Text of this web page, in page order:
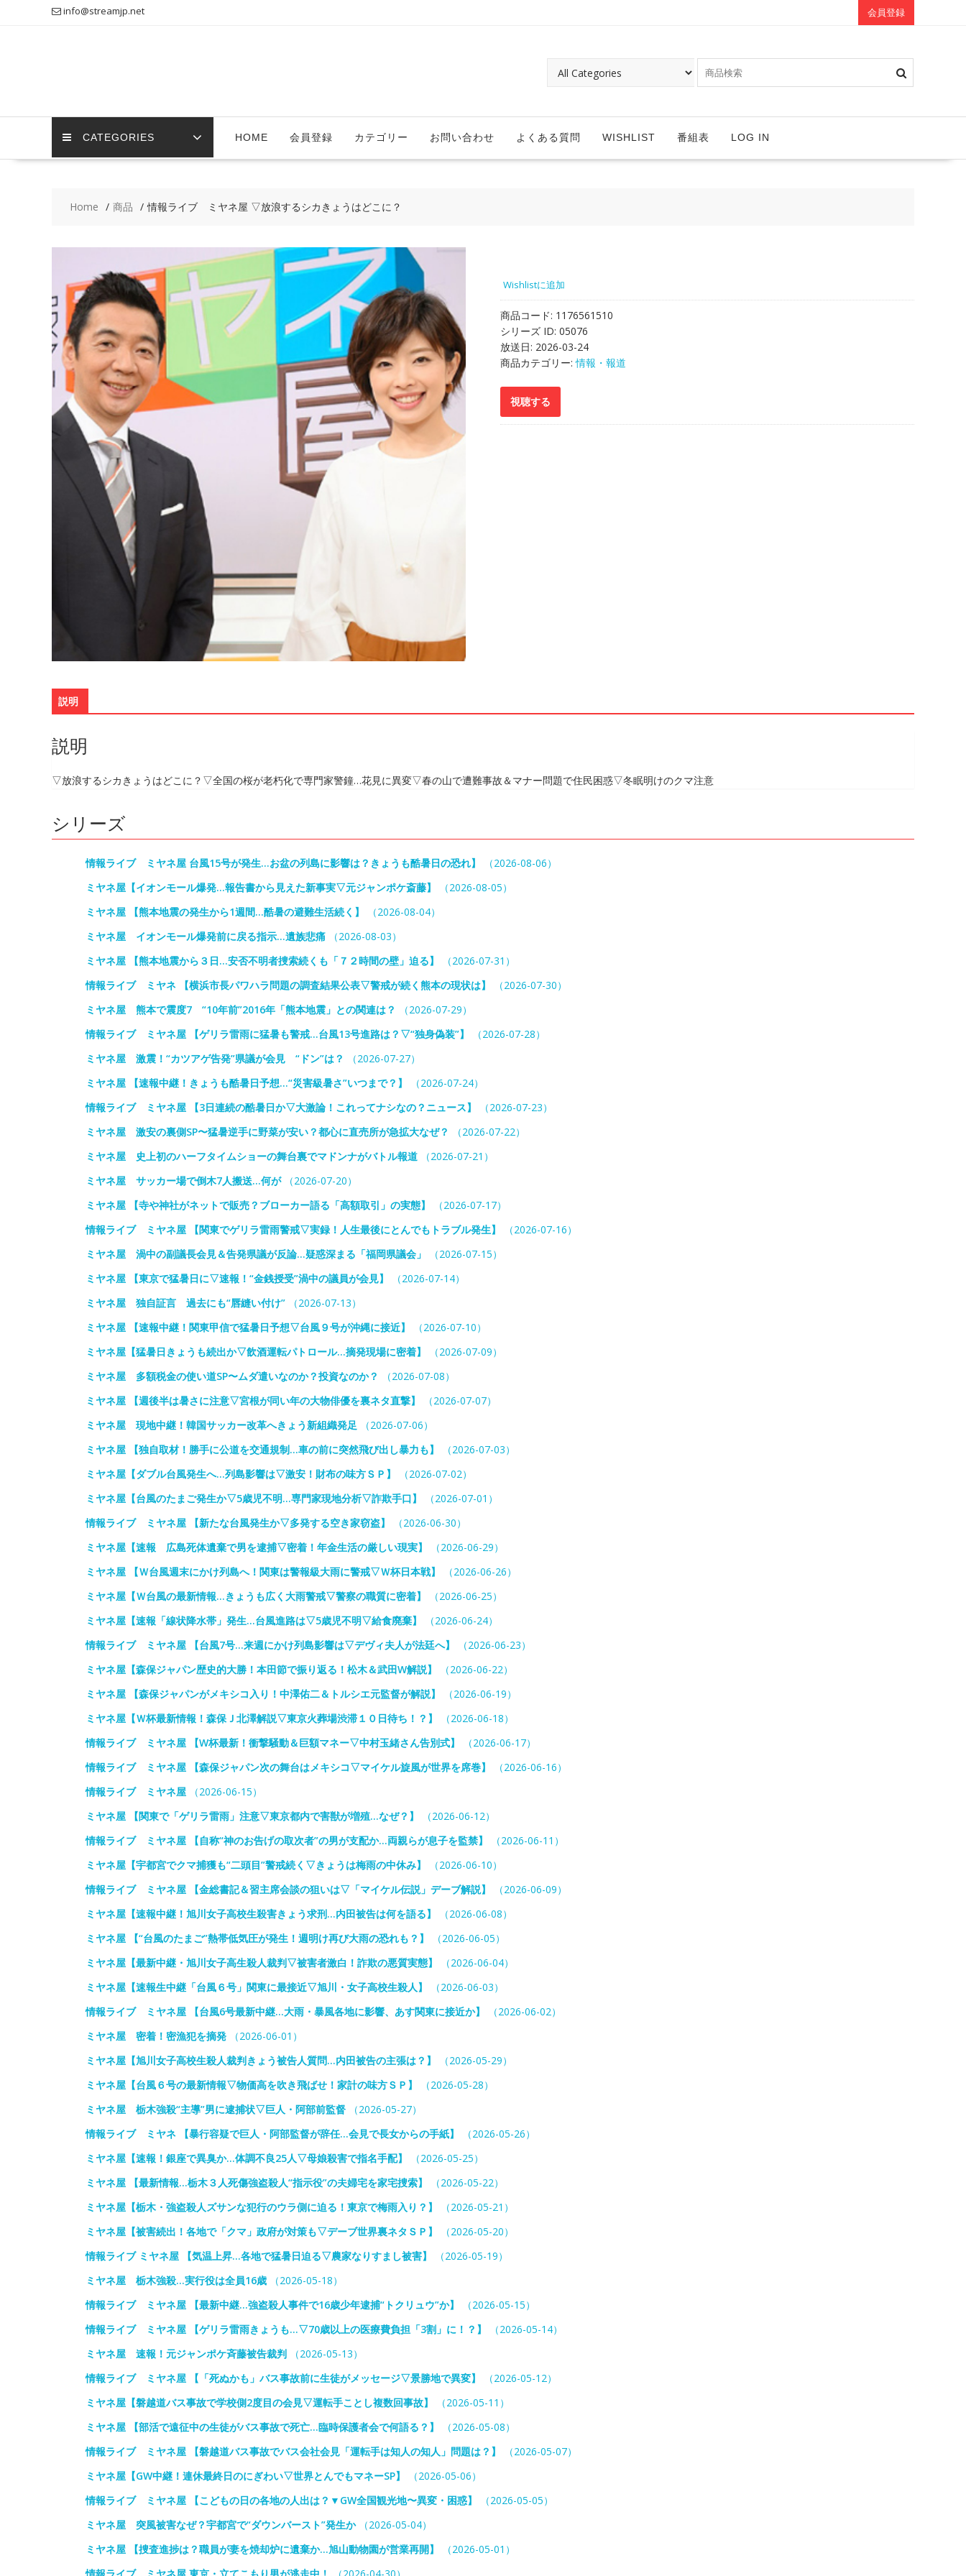
info@streamjp.net 会員登録
CATEGORIES HOME 会員登録 カテゴリー お問い合わせ よくある質問 WISHLIST 番組表 LOG IN
Home 商品 情報ライブ ミヤネ屋 ▽放浪するシカきょうはどこに？
Wishlistに追加
商品コード: 1176561510
シリーズ ID: 05076
放送日: 2026-03-24
商品カテゴリー:情報・報道
説明
説明
▽放浪するシカきょうはどこに？▽全国の桜が老朽化で専門家警鐘…花見に異変▽春の山で遭難事故＆マナー問題で住民困惑▽冬眠明けのクマ注意
シリーズ
情報ライブ ミヤネ屋 台風15号が発生…お盆の列島に影響は？きょうも酷暑日の恐れ】
（2026-08-06）
ミヤネ屋【イオンモール爆発…報告書から見えた新事実▽元ジャンポケ斎藤】
（2026-08-05）
ミヤネ屋 【熊本地震の発生から1週間…酷暑の避難生活続く】
（2026-08-04）
ミヤネ屋 イオンモール爆発前に戻る指示…遺族悲痛 （2026-08-03）
ミヤネ屋 【熊本地震から３日…安否不明者捜索続くも「７２時間の壁」迫る】
（2026-07-31）
情報ライブ ミヤネ 【横浜市長パワハラ問題の調査結果公表▽警戒が続く熊本の現状は】
（2026-07-30）
ミヤネ屋 熊本で震度7 “10年前”2016年「熊本地震」との関連は？
（2026-07-29）
情報ライブ ミヤネ屋 【ゲリラ雷雨に猛暑も警戒…台風13号進路は？▽“独身偽装”】
（2026-07-28）
ミヤネ屋 激震！“カツアゲ告発”県議が会見 “ドン”は？
（2026-07-27）
ミヤネ屋 【速報中継！きょうも酷暑日予想…“災害級暑さ”いつまで？】
（2026-07-24）
情報ライブ ミヤネ屋 【3日連続の酷暑日か▽大激論！これってナシなの？ニュース】
（2026-07-23）
ミヤネ屋 激安の裏側SP〜猛暑逆手に野菜が安い？都心に直売所が急拡大なぜ？
（2026-07-22）
ミヤネ屋 史上初のハーフタイムショーの舞台裏でマドンナがバトル報道 （2026-07-21）
ミヤネ屋 サッカー場で倒木7人搬送…何が（2026-07-20）
ミヤネ屋 【寺や神社がネットで販売？ブローカー語る「高額取引」の実態】
（2026-07-17）
情報ライブ ミヤネ屋 【関東でゲリラ雷雨警戒▽実録！人生最後にとんでもトラブル発生】
（2026-07-16）
ミヤネ屋 渦中の副議長会見＆告発県議が反論…疑惑深まる「福岡県議会」
（2026-07-15）
ミヤネ屋 【東京で猛暑日に▽速報！“金銭授受”渦中の議員が会見】
（2026-07-14）
ミヤネ屋 独自証言 過去にも“唇縫い付け” （2026-07-13）
ミヤネ屋 【速報中継！関東甲信で猛暑日予想▽台風９号が沖縄に接近】
（2026-07-10）
ミヤネ屋【猛暑日きょうも続出か▽飲酒運転パトロール…摘発現場に密着】
（2026-07-09）
ミヤネ屋 多額税金の使い道SP〜ムダ遣いなのか？投資なのか？
（2026-07-08）
ミヤネ屋 【週後半は暑さに注意▽宮根が同い年の大物俳優を裏ネタ直撃】
（2026-07-07）
ミヤネ屋 現地中継！韓国サッカー改革へきょう新組織発足 （2026-07-06）
ミヤネ屋 【独自取材！勝手に公道を交通規制…車の前に突然飛び出し暴力も】
（2026-07-03）
ミヤネ屋【ダブル台風発生へ…列島影響は▽激安！財布の味方ＳＰ】
（2026-07-02）
ミヤネ屋【台風のたまご発生か▽5歳児不明…専門家現地分析▽詐欺手口】
（2026-07-01）
情報ライブ ミヤネ屋 【新たな台風発生か▽多発する空き家窃盗】
（2026-06-30）
ミヤネ屋【速報 広島死体遺棄で男を逮捕▽密着！年金生活の厳しい現実】
（2026-06-29）
ミヤネ屋 【Ｗ台風週末にかけ列島へ！関東は警報級大雨に警戒▽Ｗ杯日本戦】
（2026-06-26）
ミヤネ屋【Ｗ台風の最新情報…きょうも広く大雨警戒▽警察の職質に密着】
（2026-06-25）
ミヤネ屋【速報「線状降水帯」発生…台風進路は▽5歳児不明▽給食廃棄】
（2026-06-24）
情報ライブ ミヤネ屋 【台風7号…来週にかけ列島影響は▽デヴィ夫人が法廷へ】
（2026-06-23）
ミヤネ屋【森保ジャパン歴史的大勝！本田節で振り返る！松木＆武田W解説】
（2026-06-22）
ミヤネ屋 【森保ジャパンがメキシコ入り！中澤佑二＆トルシエ元監督が解説】
（2026-06-19）
ミヤネ屋【Ｗ杯最新情報！森保Ｊ北澤解説▽東京火葬場渋滞１０日待ち！？】
（2026-06-18）
情報ライブ ミヤネ屋 【W杯最新！衝撃騒動＆巨額マネー▽中村玉緒さん告別式】
（2026-06-17）
情報ライブ ミヤネ屋 【森保ジャパン次の舞台はメキシコ▽マイケル旋風が世界を席巻】
（2026-06-16）
情報ライブ ミヤネ屋 （2026-06-15）
ミヤネ屋 【関東で「ゲリラ雷雨」注意▽東京都内で害獣が増殖…なぜ？】
（2026-06-12）
情報ライブ ミヤネ屋 【自称“神のお告げの取次者”の男が支配か…両親らが息子を監禁】
（2026-06-11）
ミヤネ屋【宇都宮でクマ捕獲も“二頭目”警戒続く▽きょうは梅雨の中休み】
（2026-06-10）
情報ライブ ミヤネ屋 【金総書記＆習主席会談の狙いは▽「マイケル伝説」デーブ解説】
（2026-06-09）
ミヤネ屋【速報中継！旭川女子高校生殺害きょう求刑…内田被告は何を語る】
（2026-06-08）
ミヤネ屋 【“台風のたまご”熱帯低気圧が発生！週明け再び大雨の恐れも？】
（2026-06-05）
ミヤネ屋【最新中継・旭川女子高生殺人裁判▽被害者激白！詐欺の悪質実態】
（2026-06-04）
ミヤネ屋【速報生中継「台風６号」関東に最接近▽旭川・女子高校生殺人】
（2026-06-03）
情報ライブ ミヤネ屋 【台風6号最新中継…大雨・暴風各地に影響、あす関東に接近か】
（2026-06-02）
ミヤネ屋 密着！密漁犯を摘発 （2026-06-01）
ミヤネ屋【旭川女子高校生殺人裁判きょう被告人質問…内田被告の主張は？】
（2026-05-29）
ミヤネ屋【台風６号の最新情報▽物価高を吹き飛ばせ！家計の味方ＳＰ】
（2026-05-28）
ミヤネ屋 栃木強殺“主導”男に逮捕状▽巨人・阿部前監督 （2026-05-27）
情報ライブ ミヤネ 【暴行容疑で巨人・阿部監督が辞任…会見で長女からの手紙】
（2026-05-26）
ミヤネ屋【速報！銀座で異臭か…体調不良25人▽母娘殺害で指名手配】
（2026-05-25）
ミヤネ屋 【最新情報…栃木３人死傷強盗殺人“指示役”の夫婦宅を家宅捜索】
（2026-05-22）
ミヤネ屋【栃木・強盗殺人ズサンな犯行のウラ側に迫る！東京で梅雨入り？】
（2026-05-21）
ミヤネ屋【被害続出！各地で「クマ」政府が対策も▽デーブ世界裏ネタＳＰ】
（2026-05-20）
情報ライブ ミヤネ屋 【気温上昇…各地で猛暑日迫る▽農家なりすまし被害】
（2026-05-19）
ミヤネ屋 栃木強殺…実行役は全員16歳 （2026-05-18）
情報ライブ ミヤネ屋 【最新中継…強盗殺人事件で16歳少年逮捕“トクリュウ”か】
（2026-05-15）
情報ライブ ミヤネ屋 【ゲリラ雷雨きょうも…▽70歳以上の医療費負担「3割」に！？】
（2026-05-14）
ミヤネ屋 速報！元ジャンポケ斉藤被告裁判 （2026-05-13）
情報ライブ ミヤネ屋 【「死ぬかも」バス事故前に生徒がメッセージ▽景勝地で異変】
（2026-05-12）
ミヤネ屋【磐越道バス事故で学校側2度目の会見▽運転手ことし複数回事故】
（2026-05-11）
ミヤネ屋 【部活で遠征中の生徒がバス事故で死亡…臨時保護者会で何語る？】
（2026-05-08）
情報ライブ ミヤネ屋 【磐越道バス事故でバス会社会見「運転手は知人の知人」問題は？】
（2026-05-07）
ミヤネ屋【GW中継！連休最終日のにぎわい▽世界とんでもマネーSP】
（2026-05-06）
情報ライブ ミヤネ屋 【こどもの日の各地の人出は？▼GW全国観光地〜異変・困惑】
（2026-05-05）
ミヤネ屋 突風被害なぜ？宇都宮で“ダウンバースト”発生か（2026-05-04）
ミヤネ屋 【捜査進捗は？職員が妻を焼却炉に遺棄か…旭山動物園が営業再開】
（2026-05-01）
情報ライブ ミヤネ屋 東京・立てこもり男が逃走中！
（2026-04-30）